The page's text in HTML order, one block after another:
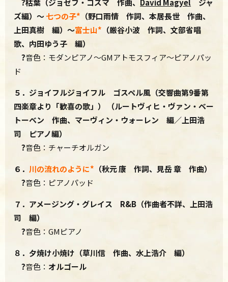
?枯葉（ジョゼフ・コズマ 作曲、 David Magyel ジャ
ズ編）～七つの子* （野口雨情 作詞、本居長世 作曲、
上田真樹 編）～富士山* （厳谷小波 作詞、文部省唱
歌、内田ゆう子 編）
?音色：モダンピアノ～GMアトモスフィア～ピアノパッ
ド
５．ジョイフルジョイフル ゴスペル風（交響曲第9番第
四楽章より「歓喜の歌」） （ルートヴィヒ・ヴァン・ベー
トーベン 作曲、マーヴィン・ウォーレン 編／上田浩
司 ピアノ編）
?音色：チャーチオルガン
６． 川の流れのように* （秋元 康 作詞、見岳 章 作曲）
?音色：ピアノパッド
７．アメージング・グレイス R&B（作曲者不詳、上田浩
司 編）
?音色：GMピアノ
８．夕焼け小焼け（草川信 作曲、水上浩介 編）
?音色： オルゴール